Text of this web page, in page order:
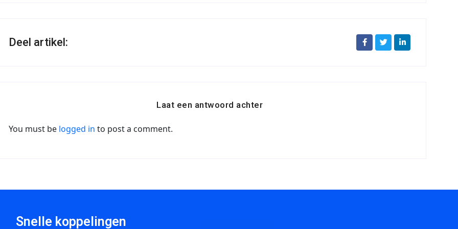
Deel artikel:
Laat een antwoord achter
You must be logged in to post a comment.
Snelle koppelingen